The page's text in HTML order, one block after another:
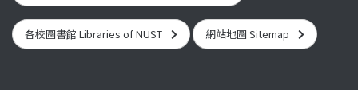
各校圖書館 Libraries of NUST 網站地圖 Sitemap